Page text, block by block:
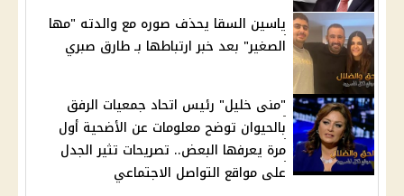
ياسين السقا يحذف صوره مع والدته "مها
الصغير" بعد خبر ارتباطها بـ طارق صبري
"منى خليل" رئيس اتحاد جمعيات الرفق
بالحيوان توضح معلومات عن الأضحية أول
مرة يعرفها البعض.. تصريحات تثير الجدل
على مواقع التواصل الاجتماعي